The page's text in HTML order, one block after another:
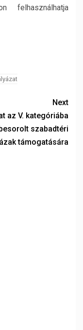
felhasználhatja
Next
az V. kategóriába
szabadtéri
támogatására